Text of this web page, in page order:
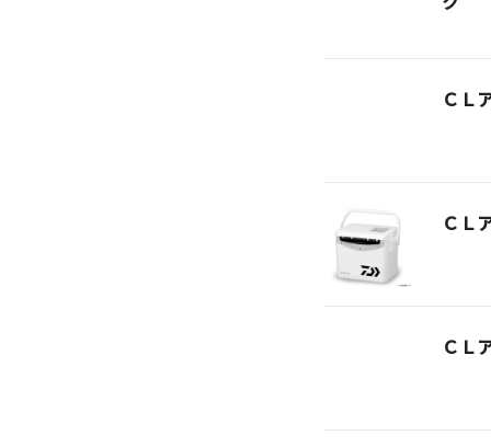
ＣＬ
ＣＬ
ＣＬ